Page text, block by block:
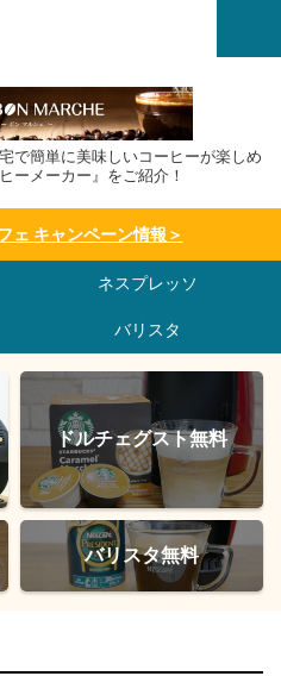
で簡単に美味しいコーヒーが楽しめ
ーメーカー』をご紹介！
ェ キャンペーン情報＞
ネスプレッソ
バリスタ
ドルチェグスト無料
バリスタ無料